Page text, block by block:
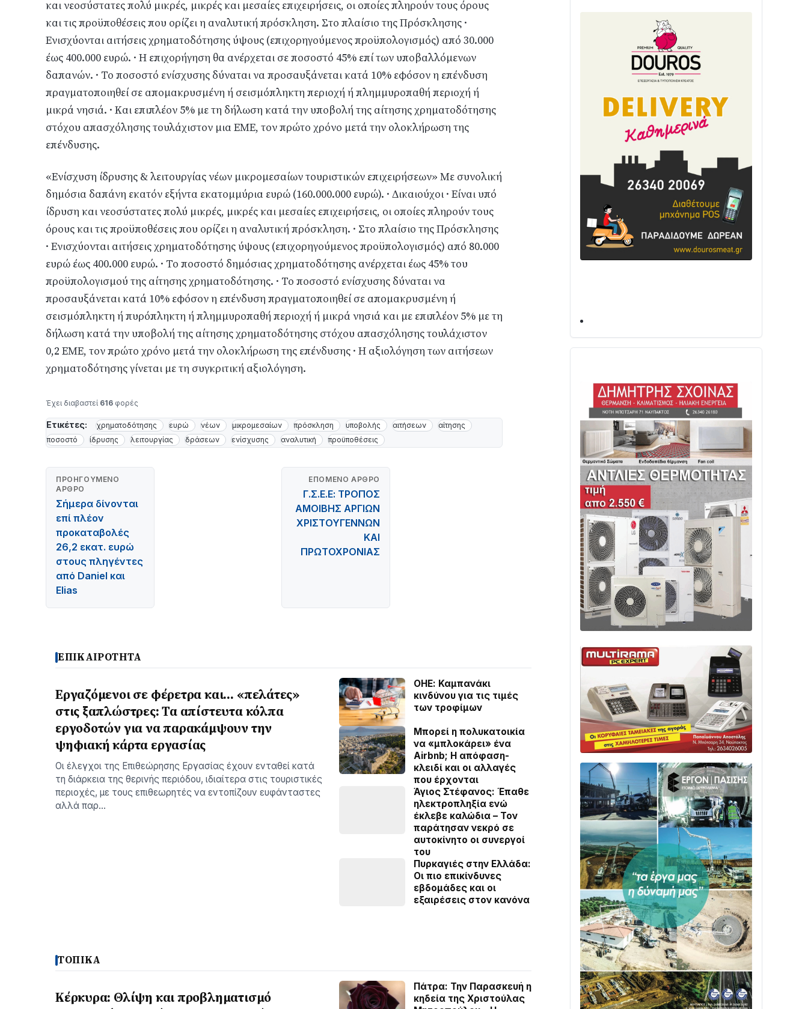
και νεοσύστατες πολύ μικρές, μικρές και μεσαίες επιχειρήσεις, οι οποίες πληρούν τους όρους
και τις προϋποθέσεις που ορίζει η αναλυτική πρόσκληση. Στο πλαίσιο της Πρόσκλησης ·
Ενισχύονται αιτήσεις χρηματοδότησης ύψους (επιχορηγούμενος προϋπολογισμός) από 30.000
έως 400.000 ευρώ. · Η επιχορήγηση θα ανέρχεται σε ποσοστό 45% επί των υποβαλλόμενων
δαπανών. · Το ποσοστό ενίσχυσης δύναται να προσαυξάνεται κατά 10% εφόσον η επένδυση
πραγματοποιηθεί σε απομακρυσμένη ή σεισμόπληκτη περιοχή ή πλημμυροπαθή περιοχή ή
μικρά νησιά. · Και επιπλέον 5% με τη δήλωση κατά την υποβολή της αίτησης χρηματοδότησης
στόχου απασχόλησης τουλάχιστον μια ΕΜΕ, τον πρώτο χρόνο μετά την ολοκλήρωση της
επένδυσης.
«Ενίσχυση ίδρυσης & λειτουργίας νέων μικρομεσαίων τουριστικών επιχειρήσεων» Με συνολική
δημόσια δαπάνη εκατόν εξήντα εκατομμύρια ευρώ (160.000.000 ευρώ). · Δικαιούχοι · Είναι υπό
ίδρυση και νεοσύστατες πολύ μικρές, μικρές και μεσαίες επιχειρήσεις, οι οποίες πληρούν τους
όρους και τις προϋποθέσεις που ορίζει η αναλυτική πρόσκληση. · Στο πλαίσιο της Πρόσκλησης
· Ενισχύονται αιτήσεις χρηματοδότησης ύψους (επιχορηγούμενος προϋπολογισμός) από 80.000
ευρώ έως 400.000 ευρώ. · Το ποσοστό δημόσιας χρηματοδότησης ανέρχεται έως 45% του
προϋπολογισμού της αίτησης χρηματοδότησης. · Το ποσοστό ενίσχυσης δύναται να
προσαυξάνεται κατά 10% εφόσον η επένδυση πραγματοποιηθεί σε απομακρυσμένη ή
σεισμόπληκτη ή πυρόπληκτη ή πλημμυροπαθή περιοχή ή μικρά νησιά και με επιπλέον 5% με τη
δήλωση κατά την υποβολή της αίτησης χρηματοδότησης στόχου απασχόλησης τουλάχιστον
0,2 ΕΜΕ, τον πρώτο χρόνο μετά την ολοκλήρωση της επένδυσης · Η αξιολόγηση των αιτήσεων
χρηματοδότησης γίνεται με τη συγκριτική αξιολόγηση.
Έχει διαβαστεί 616 φορές
Ετικέτες: χρηματοδότησης ευρώ νέων μικρομεσαίων πρόσκληση υποβολής αιτήσεων
αίτησης
ποσοστό
ίδρυσης λειτουργίας δράσεων ενίσχυσης αναλυτική προϋποθέσεις
ΠΡΟΗΓΟΎΜΕΝΟ
ΆΡΘΡΟ
Σήμερα δίνονται
επί πλέον
προκαταβολές
26,2 εκατ. ευρώ
στους πληγέντες
από Daniel και
Elias
ΕΠΌΜΕΝΟ ΆΡΘΡΟ
Γ.Σ.Ε.Ε: ΤΡΟΠΟΣ
ΑΜΟΙΒΗΣ ΑΡΓΙΩΝ
ΧΡΙΣΤΟΥΓΕΝΝΩΝ
ΚΑΙ
ΠΡΩΤΟΧΡΟΝΙΑΣ
ΕΠΙΚΑΙΡΟΤΗΤΑ
Εργαζόμενοι σε φέρετρα και… «πελάτες»
στις ξαπλώστρες: Τα απίστευτα κόλπα
εργοδοτών για να παρακάμψουν την
ψηφιακή κάρτα εργασίας
Οι έλεγχοι της Επιθεώρησης Εργασίας έχουν ενταθεί κατά
τη διάρκεια της θερινής περιόδου, ιδιαίτερα στις τουριστικές
περιοχές, με τους επιθεωρητές να εντοπίζουν ευφάνταστες
αλλά παρ…
ΟΗΕ: Καμπανάκι
κινδύνου για τις τιμές
των τροφίμων
Μπορεί η πολυκατοικία
να «μπλοκάρει» ένα
Airbnb; Η απόφαση-
κλειδί και οι αλλαγές
που έρχονται
Άγιος Στέφανος: Έπαθε
ηλεκτροπληξία ενώ
έκλεβε καλώδια – Τον
παράτησαν νεκρό σε
αυτοκίνητο οι συνεργοί
του
Πυρκαγιές στην Ελλάδα:
Οι πιο επικίνδυνες
εβδομάδες και οι
εξαιρέσεις στον κανόνα
ΤΟΠΙΚΑ
Κέρκυρα: Θλίψη και προβληματισμό
Πάτρα: Την Παρασκευή η
κηδεία της Χριστούλας